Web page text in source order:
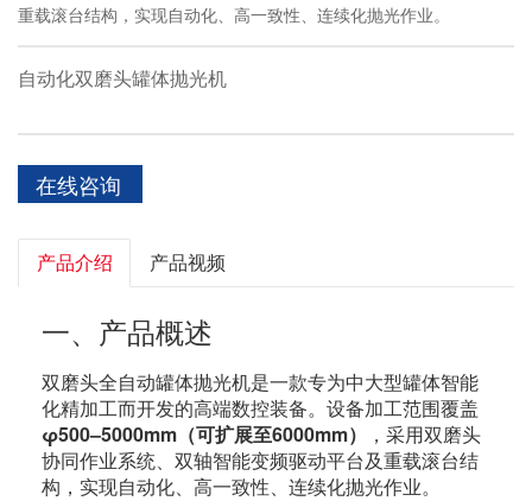
重载滚台结构，实现自动化、高一致性、连续化抛光作业。
自动化双磨头罐体抛光机
在线咨询
产品介绍 产品视频
一、产品概述
双磨头全自动罐体抛光机是一款专为中大型罐体智能
化精加工而开发的高端数控装备。设备加工范围覆盖
φ500–5000mm（可扩展至6000mm）
，采用双磨头
协同作业系统、双轴智能变频驱动平台及重载滚台结
构，实现自动化、高一致性、连续化抛光作业。